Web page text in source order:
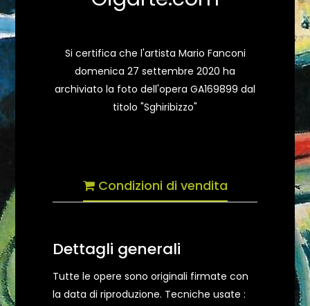
Si certifica che l'artista Mario Fanconi
domenica 27 settembre 2020 ha
archiviato la foto dell'opera GA169899 dal
titolo "Sghiribizzo"
Condizioni di vendita
Dettagli generali
Tutte le opere sono originali firmate con
la data di riproduzione. Tecniche usate :